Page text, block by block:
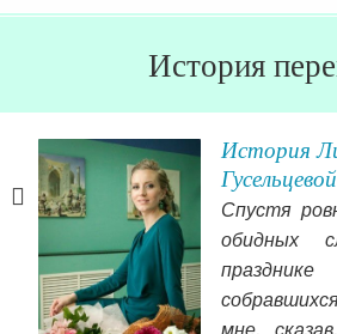
История
История
Спустя
обидных